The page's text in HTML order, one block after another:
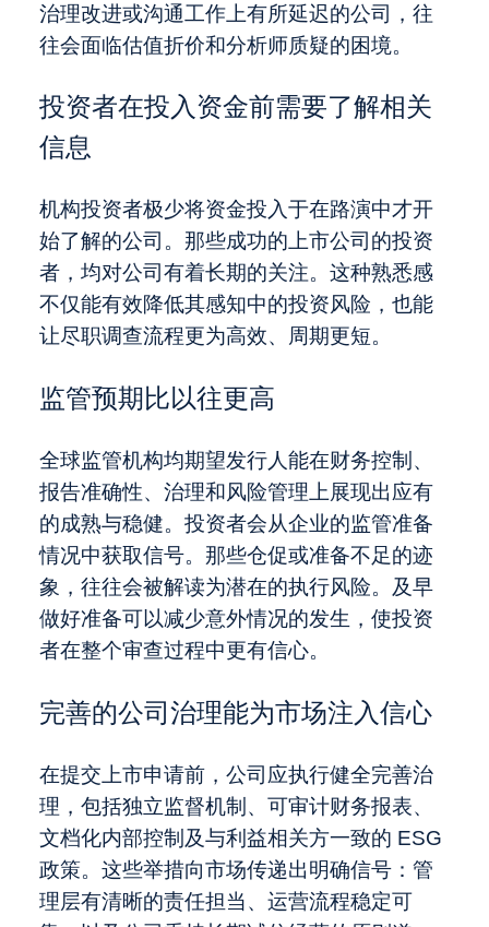
治理改进或沟通工作上有所延迟的公司，往
往会面临估值折价和分析师质疑的困境。
投资者在投入资金前需要了解相关
信息
机构投资者极少将资金投入于在路演中才开
始了解的公司。那些成功的上市公司的投资
者，均对公司有着长期的关注。这种熟悉感
不仅能有效降低其感知中的投资风险，也能
让尽职调查流程更为高效、周期更短。
监管预期比以往更高
全球监管机构均期望发行人能在财务控制、
报告准确性、治理和风险管理上展现出应有
的成熟与稳健。投资者会从企业的监管准备
情况中获取信号。那些仓促或准备不足的迹
象，往往会被解读为潜在的执行风险。及早
做好准备可以减少意外情况的发生，使投资
者在整个审查过程中更有信心。
完善的公司治理能为市场注入信心
在提交上市申请前，公司应执行健全完善治
理，包括独立监督机制、可审计财务报表、
文档化内部控制及与利益相关方一致的 ESG
政策。这些举措向市场传递出明确信号：管
理层有清晰的责任担当、运营流程稳定可